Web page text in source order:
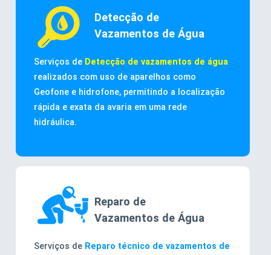
Detecção de
Vazamentos de Água
Serviços de Detecção de vazamentos de água
realizados com uso de aparelhos como
Geofone e hidrofone, permitindo a localização
rápida e exata da avaria em uma rede
hidráulica.
Reparo de
Vazamentos de Água
Serviços de Reparo técnico de vazamentos de